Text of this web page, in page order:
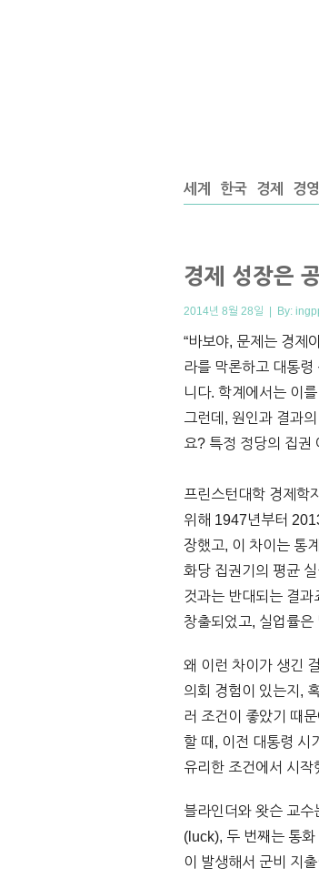
세계 한국 경제 경영
경제 성장은
2014년 8월 28일 | By:
“바보야, 문제는 경제
라를 막론하고 대통
니다. 학계에서는 이
그런데, 원인과 결과
요? 특정 정당의 집권
프린스턴대학 경제학
위해 1947년부터
장했고, 이 차이는 통
화당 집권기의 평균
것과는 반대되는 결
창출되었고, 실업률
왜 이런 차이가 생긴
의회 경험이 있는지,
러 조건이 좋았기 때
할 때, 이전 대통령 시
유리한 조건에서 시
블라인더와 왓슨 교
(luck), 두 번째는 통화
이 발생해서 군비 지